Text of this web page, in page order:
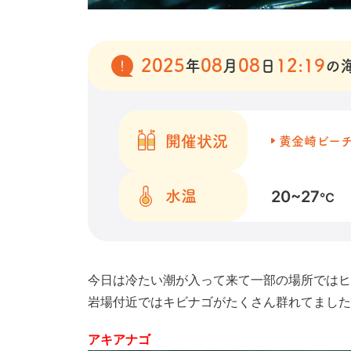
2025年08 月 08 日 12:19の
開催状況 黄金崎ビー
水温 20~27℃
今日は冷たい潮が入って来て一部の場所では
岩場付近ではキビナゴがたくさん群れてまし
アキアナゴ